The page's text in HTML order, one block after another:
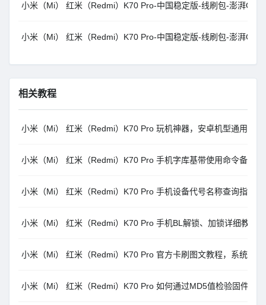
小米（Mi） 红米（Redmi）K70 Pro-中国稳定版-线刷包-澎湃
小米（Mi） 红米（Redmi）K70 Pro-中国稳定版-线刷包-澎湃
相关教程
小米（Mi） 红米（Redmi）K70 Pro 玩机神器，安卓机型通用搞
小米（Mi） 红米（Redmi）K70 Pro 手机字库基带使用命令备份
小米（Mi） 红米（Redmi）K70 Pro 手机设备代号名称查询指南
小米（Mi） 红米（Redmi）K70 Pro 手机BL解锁、加锁详细教程
小米（Mi） 红米（Redmi）K70 Pro 官方卡刷图文教程，系统内
小米（Mi） 红米（Redmi）K70 Pro 如何通过MD5值检验固件是